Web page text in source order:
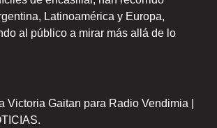
Latinoamérica y Europa,
al público a mirar más allá de lo
Victoria Gaitan para Radio Vendimia |